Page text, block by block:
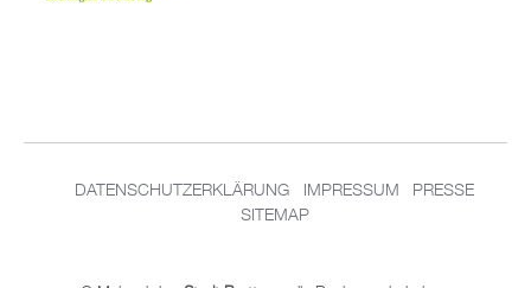
DA­TEN­SCHUT­Z­ER­KLÄ­RUNG IM­PRES­SUM
PRES­SE
SITEMAP